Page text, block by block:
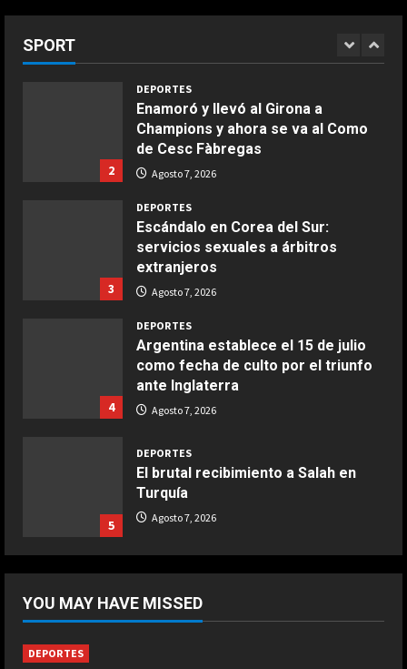
COCINA
COCINA
Ensalada de espinacas deliciosa
COCINA
Boquerones fritos en freidora de
aire
COCINA
Buñuelos de alcachofas
5
COCINA
Ternera guisada con senderuelas
SPORT
2
DEPORTES
Enamoró y llevó al Girona a
Champions y ahora se va al Como
de Cesc Fàbregas
Agosto 7, 2026
3
DEPORTES
Escándalo en Corea del Sur:
servicios sexuales a árbitros
extranjeros
Agosto 7, 2026
4
DEPORTES
Argentina establece el 15 de julio
como fecha de culto por el triunfo
ante Inglaterra
Agosto 7, 2026
5
DEPORTES
El brutal recibimiento a Salah en
Turquía
Agosto 7, 2026
Riqui Puig, a un paso
Agosto 7, 2026
YOU MAY HAVE MISSED
DEPORTES